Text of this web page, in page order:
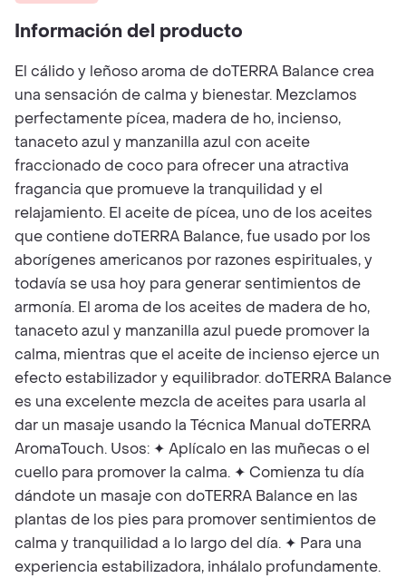
Información del producto
El cálido y leñoso aroma de doTERRA Balance crea
una sensación de calma y bienestar. Mezclamos
perfectamente pícea, madera de ho, incienso,
tanaceto azul y manzanilla azul con aceite
fraccionado de coco para ofrecer una atractiva
fragancia que promueve la tranquilidad y el
relajamiento. El aceite de pícea, uno de los aceites
que contiene doTERRA Balance, fue usado por los
aborígenes americanos por razones espirituales, y
todavía se usa hoy para generar sentimientos de
armonía. El aroma de los aceites de madera de ho,
tanaceto azul y manzanilla azul puede promover la
calma, mientras que el aceite de incienso ejerce un
efecto estabilizador y equilibrador. doTERRA Balance
es una excelente mezcla de aceites para usarla al
dar un masaje usando la Técnica Manual doTERRA
AromaTouch. Usos: ✦ Aplícalo en las muñecas o el
cuello para promover la calma. ✦ Comienza tu día
dándote un masaje con doTERRA Balance en las
plantas de los pies para promover sentimientos de
calma y tranquilidad a lo largo del día. ✦ Para una
experiencia estabilizadora, inhálalo profundamente.